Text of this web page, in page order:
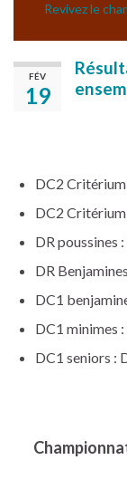
Revivez le
FÉV
19
DC2
DC2
DR poussines
DR
DC1
DC1 minimes
DC1 seniors :